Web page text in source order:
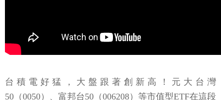
台積電好猛，大盤跟著創新高！元大台灣
50（0050）、富邦台50（006208）等市值型ETF在這段